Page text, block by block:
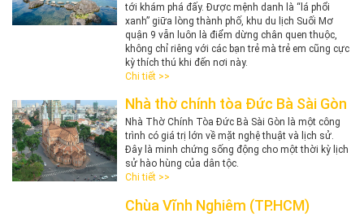
tới khám phá đấy. Được mệnh danh là “lá phổi
xanh” giữa lòng thành phố, khu du lịch Suối Mơ
quận 9 vẫn luôn là điểm dừng chân quen thuộc,
không chỉ riêng với các bạn trẻ mà trẻ em cũng cực
kỳ thích thú khi đến nơi này.
Chi tiết >>
Nhà thờ chính tòa Đức Bà Sài Gòn
​Nhà Thờ Chính Tòa Đức Bà Sài Gòn là một công
trình có giá trị lớn về mặt nghệ thuật và lịch sử.
Đây là minh chứng sống động cho một thời kỳ lịch
sử hào hùng của dân tộc.
Chi tiết >>
Chùa Vĩnh Nghiêm (TP.HCM)